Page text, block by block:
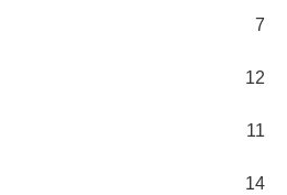
7
12
11
14